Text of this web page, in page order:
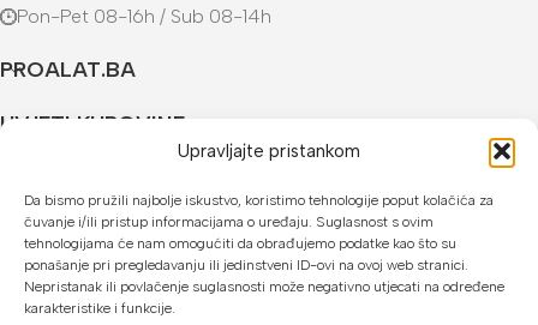
Upravljajte pristankom
Da bismo pružili najbolje iskustvo, koristimo tehnologije poput kolačića za
čuvanje i/ili pristup informacijama o uređaju. Suglasnost s ovim
tehnologijama će nam omogućiti da obrađujemo podatke kao što su
ponašanje pri pregledavanju ili jedinstveni ID-ovi na ovoj web stranici.
Nepristanak ili povlačenje suglasnosti može negativno utjecati na određene
karakteristike i funkcije.
Pon-Pet 08-16h / Sub 08-14h
PROALAT.BA
UVJETI KUPOVINE
U našoj web trgovini možete platiti:
Kreditnim karticama jednokratno ili do 24 rate